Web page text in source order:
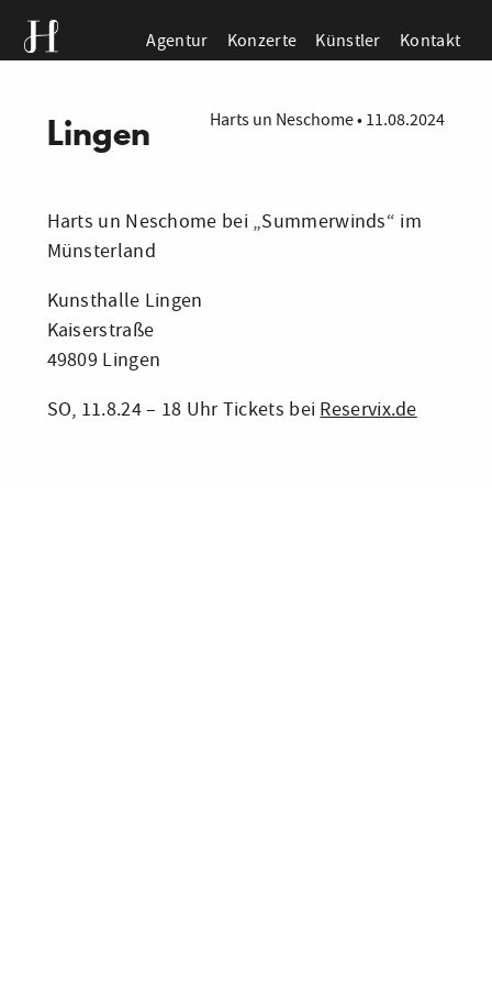
Agentur Konzerte Künstler Kontakt
Lingen Harts un Neschome•11.08.2024
Harts un Neschome bei „Summerwinds“ im
Münsterland
Kunsthalle Lingen
Kaiserstraße
49809 Lingen
SO, 11.8.24 – 18 Uhr Tickets bei Reservix.de